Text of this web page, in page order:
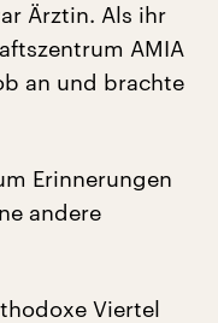
Ärztin. Als ihr
AMIA
an und brachte
Erinnerungen
andere
Viertel